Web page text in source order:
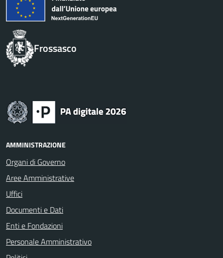
Frossasco
AMMINISTRAZIONE
Organi di Governo
Aree Amministrative
Uffici
Documenti e Dati
Enti e Fondazioni
Personale Amministrativo